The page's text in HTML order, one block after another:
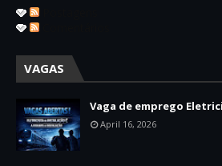
VAGAS
Vaga de emprego
April 16, 2026